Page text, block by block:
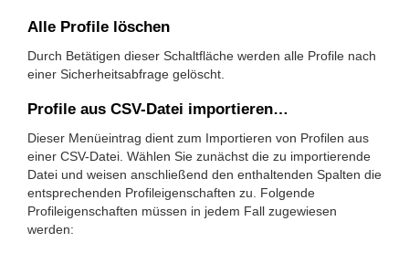
Alle Profile löschen
Durch Betätigen dieser Schaltfläche werden alle Profile nach
einer Sicherheitsabfrage gelöscht.
Profile aus CSV-Datei importieren…
Dieser Menüeintrag dient zum Importieren von Profilen aus
einer CSV-Datei. Wählen Sie zunächst die zu importierende
Datei und weisen anschließend den enthaltenden Spalten die
entsprechenden Profileigenschaften zu. Folgende
Profileigenschaften müssen in jedem Fall zugewiesen
werden: